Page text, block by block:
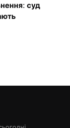
суд